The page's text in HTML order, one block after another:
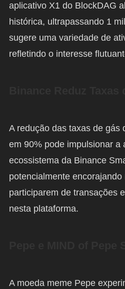
aplicativo X1 do BlockDAG
histórica, ultrapassando 1
sugere uma variedade de
refletindo o interesse
A redução das taxas de gás
em 90% pode impulsionar a
ecossistema da Binance
potencialmente
participarem de transações
nesta plataforma.
A moeda meme Pepe